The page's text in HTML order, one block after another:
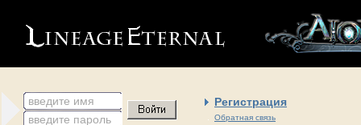
введите имя Регистрация
Обратная связь
введите пароль